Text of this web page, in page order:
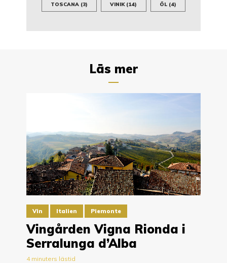
TOSCANA (3) VINIK(14) ÖL(4)
Läs mer
Vin Italien Piemonte
Vingården Vigna Rionda i
Serralunga d’Alba
4 minuters lästid